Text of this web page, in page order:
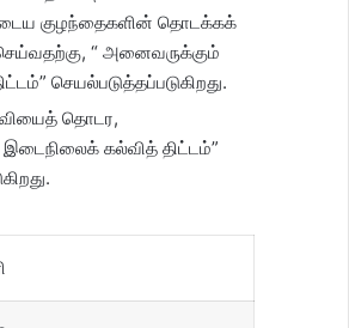
குழந்தைகளின் தொடக்கக்
“ அனைவருக்கும்
செயல்படுத்தப்படுகிறது.
தொடர,
கல்வித் திட்டம்”